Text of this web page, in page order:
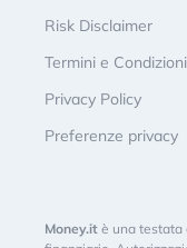
Risk Disclaimer
Termini e Condizioni
Privacy Policy
Preferenze privacy
Money.it è una testata